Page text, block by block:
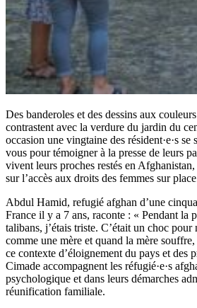
Des banderoles et des dessins aux
contrastent avec la verdure du jardin du
occasion une vingtaine des résident·e·s se
vous pour témoigner à la presse de leurs
vivent leurs proches restés en
sur l’accès aux droits des femmes sur
Abdul Hamid, refugié afghan d’une
France il y a 7 ans, raconte : « Pendant la
talibans, j’étais triste. C’était un choc pour
comme une mère et quand la mère
ce contexte d’éloignement du pays et des
Cimade accompagnent les réfugié·e·s
psychologique et dans leurs démarches
réunification familiale.